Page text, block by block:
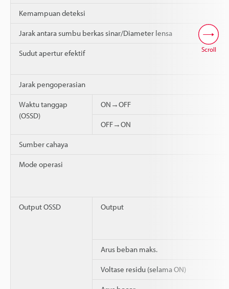
Kemampuan deteksi
Jarak antara sumbu berkas sinar/Diameter lensa
Sudut apertur efektif
Jarak pengoperasian
Waktu tanggap
(OSSD)
ON→OFF
OFF→ON
Sumber cahaya
Mode operasi
Output OSSD Output
Arus beban maks.
Voltase residu (selama ON)
Scroll